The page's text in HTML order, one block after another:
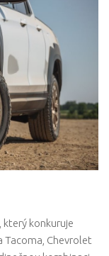
který konkuruje
Tacoma, Chevrolet